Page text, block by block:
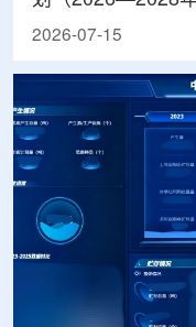
电绿证体系
2026-07-15